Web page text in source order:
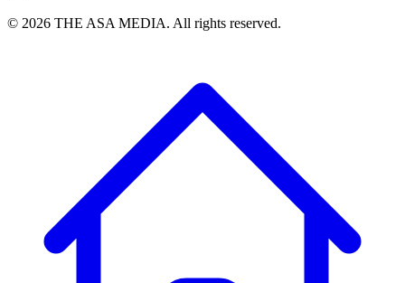
© 2026 THE ASA MEDIA. All rights reserved.